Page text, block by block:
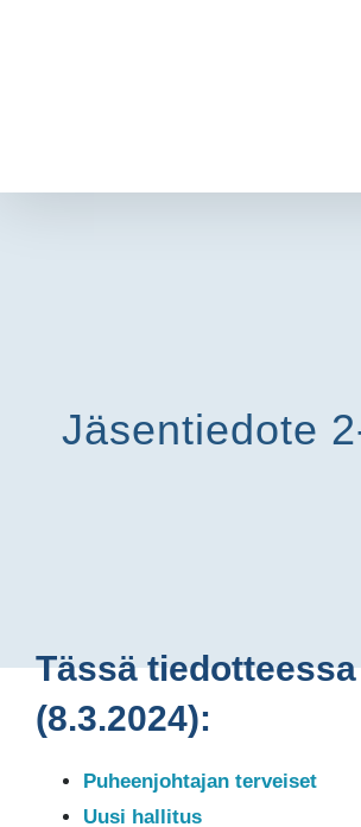
Jäsentiedote
Tässä tiedotteessa
(8.3.2024):
Puheenjohtajan terveiset
Uusi hallitus